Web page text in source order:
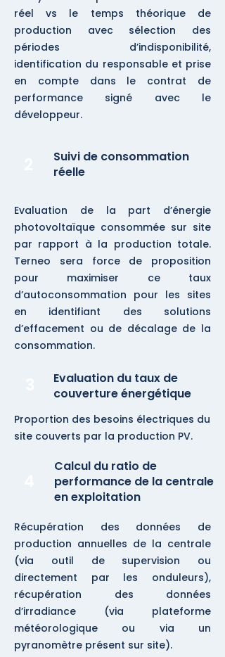
réel vs le temps théorique de
production avec sélection des
périodes d’indisponibilité,
identification du responsable et prise
en compte dans le contrat de
performance signé avec le
développeur.
Suivi de consommation
réelle
Evaluation de la part d’énergie
photovoltaïque consommée sur site
par rapport à la production totale.
Terneo sera force de proposition
pour maximiser ce taux
d’autoconsommation pour les sites
en identifiant des solutions
d’effacement ou de décalage de la
consommation.
Evaluation du taux de
couverture énergétique
Proportion des besoins électriques du
site couverts par la production PV.
Calcul du ratio de
performance de la centrale
en exploitation
Récupération des données de
production annuelles de la centrale
(via outil de supervision ou
directement par les onduleurs),
récupération des données
d’irradiance (via plateforme
météorologique ou via un
pyranomètre présent sur site).